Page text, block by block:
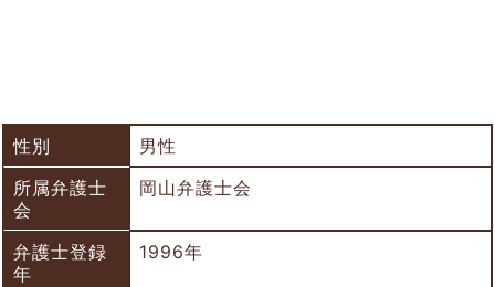
性別
男性
所属弁護士
会
岡山弁護士会
弁護士登録
年
1996年